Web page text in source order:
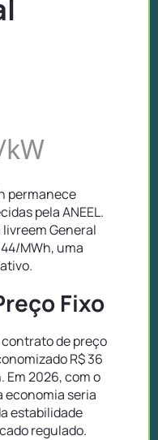
permanece
pela ANEEL.
General
MWh, uma
Fixo
de preço
R$ 36
Em 2026, com o
economia seria
estabilidade
regulado.